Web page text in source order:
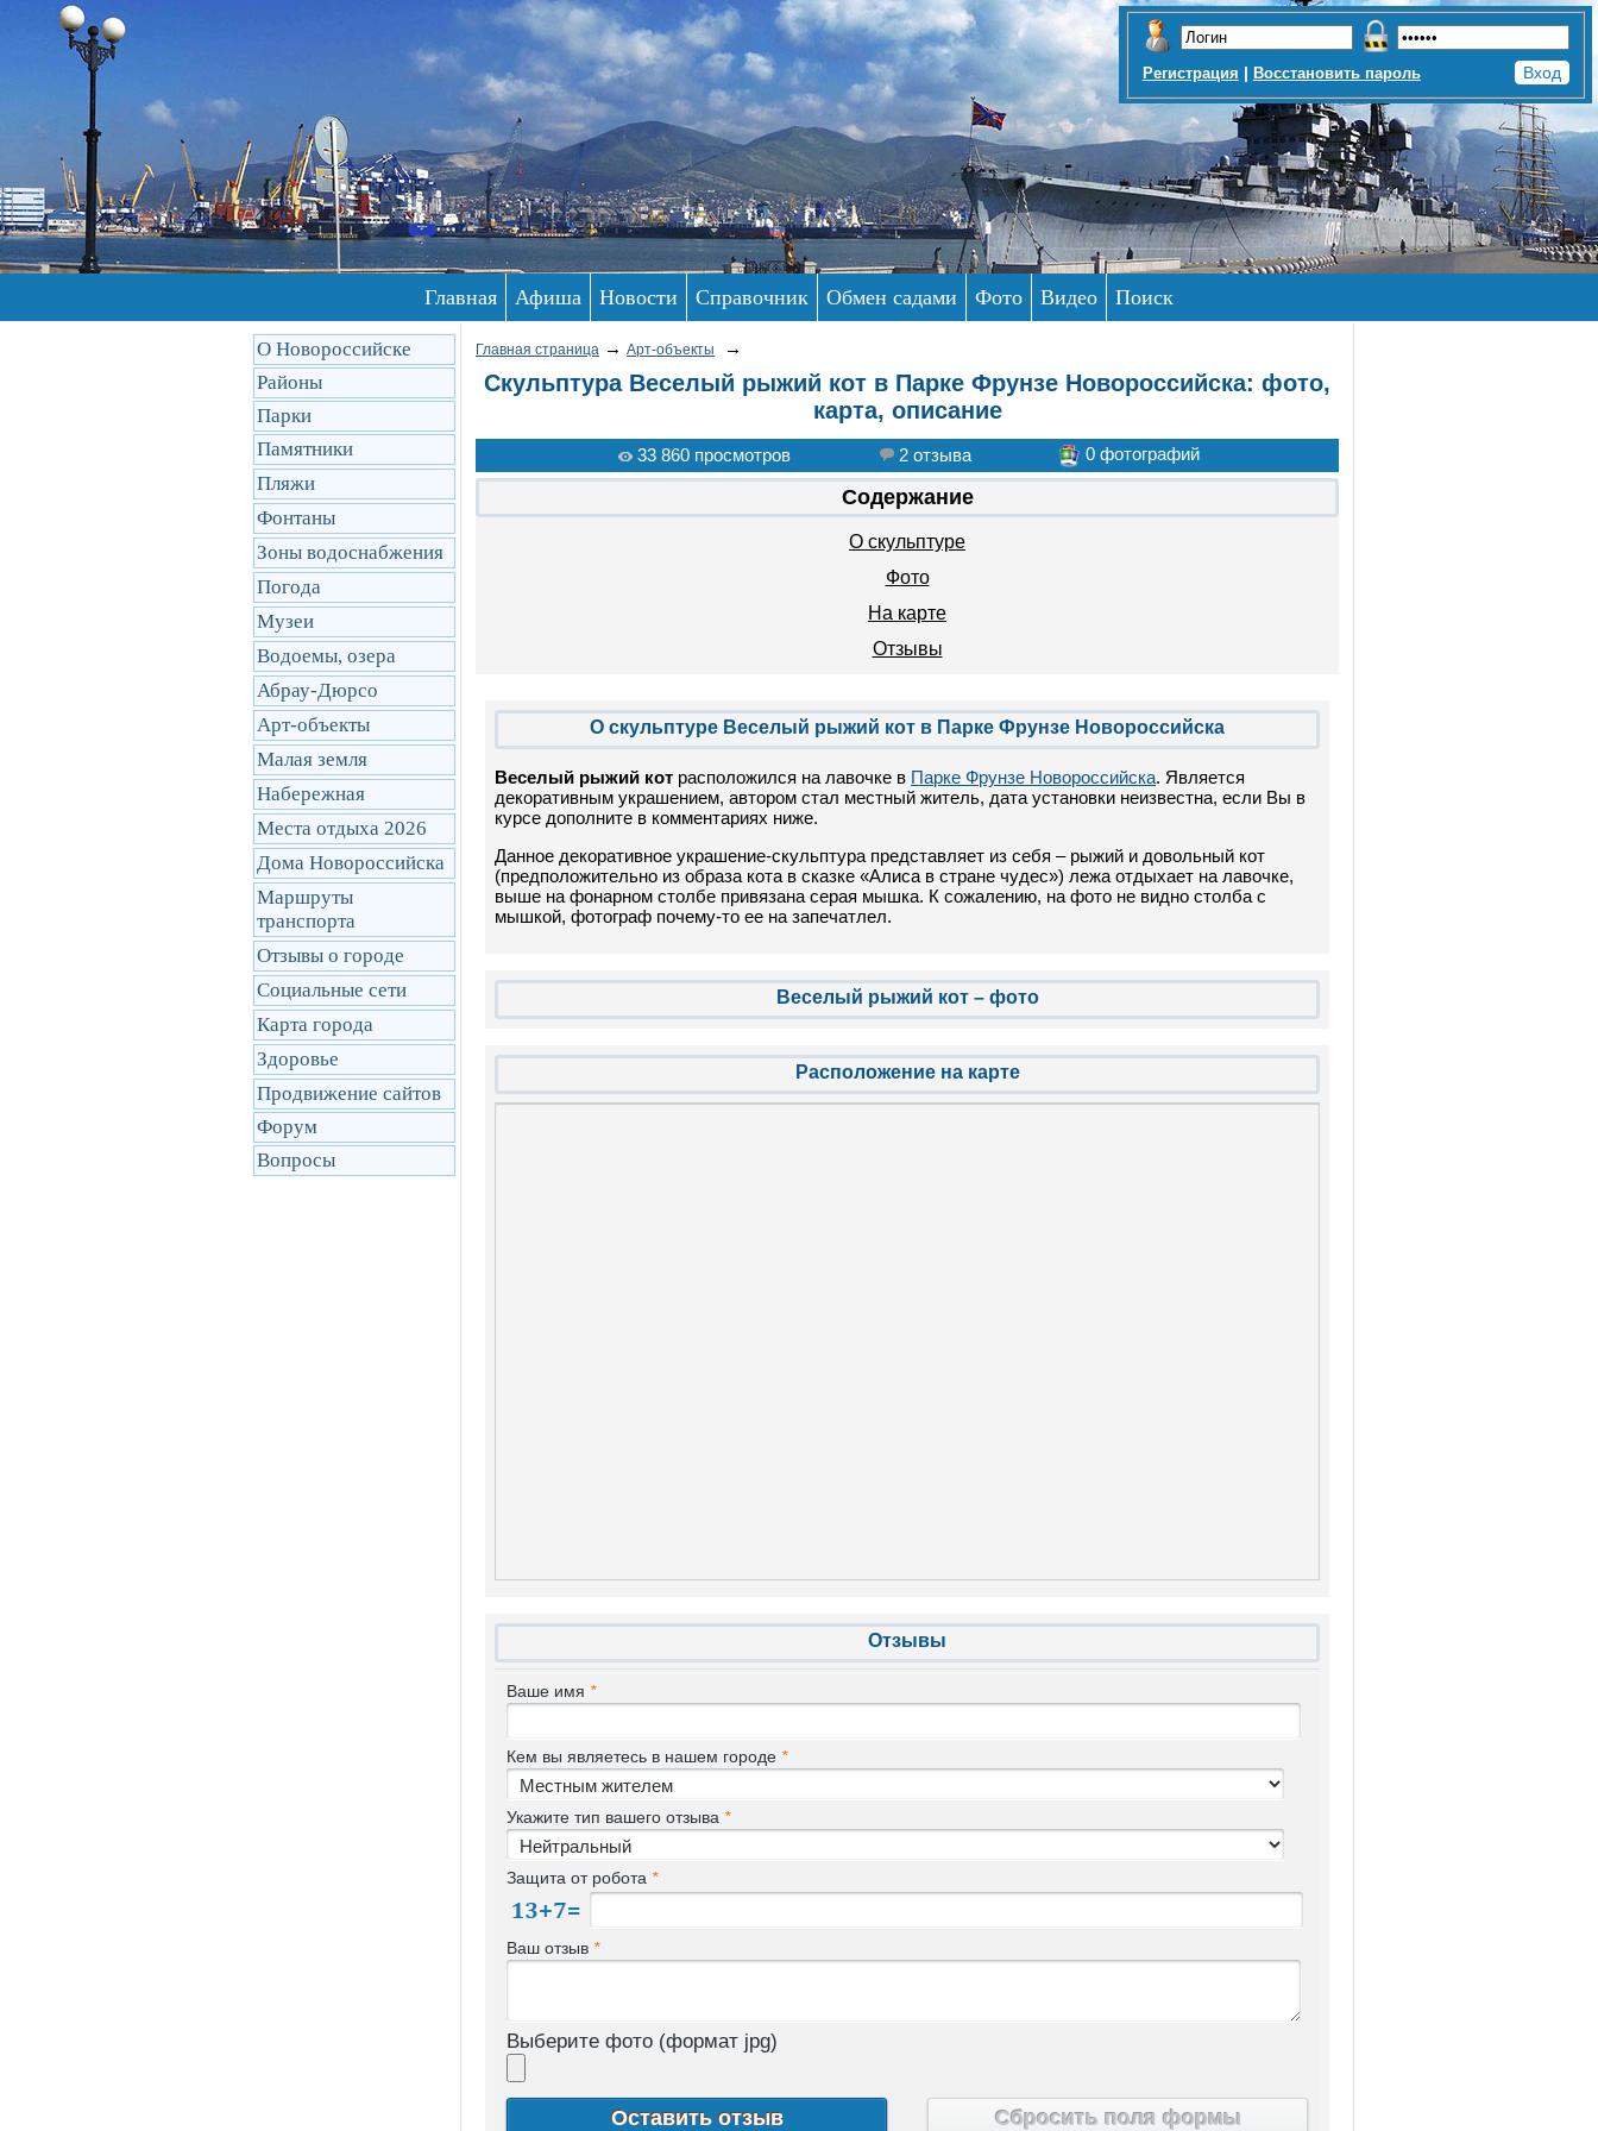
Регистрация | Восстановить пароль
Главная Афиша Новости Справочник Обмен садами Фото Видео Поиск
О Новороссийске
Районы
Парки
Памятники
Пляжи
Фонтаны
Зоны водоснабжения
Погода
Музеи
Водоемы, озера
Абрау-Дюрсо
Арт-объекты
Малая земля
Набережная
Места отдыха 2026
Дома Новороссийска
Маршруты
транcпорта
Отзывы о городе
Социальные сети
Карта города
Здоровье
Продвижение сайтов
Форум
Вопросы
Главная страница → Арт-объекты →
Скульптура Веселый рыжий кот в Парке Фрунзе Новороссийска: фото,
карта, описание
33 860 просмотров 2 отзыва 0 фотографий
Содержание
О скульптуре
Фото
На карте
Отзывы
О скульптуре Веселый рыжий кот в Парке Фрунзе Новороссийска
Веселый рыжий кот расположился на лавочке в Парке Фрунзе Новороссийска. Является
декоративным украшением, автором стал местный житель, дата установки неизвестна, если Вы в
курсе дополните в комментариях ниже.
Данное декоративное украшение-скульптура представляет из себя – рыжий и довольный кот
(предположительно из образа кота в сказке «Алиса в стране чудес») лежа отдыхает на лавочке,
выше на фонарном столбе привязана серая мышка. К сожалению, на фото не видно столба с
мышкой, фотограф почему-то ее на запечатлел.
Веселый рыжий кот – фото
Расположение на карте
Отзывы
Ваше имя *
Кем вы являетесь в нашем городе *
Укажите тип вашего отзыва *
Защита от робота *
Ваш отзыв *
Выберите фото (формат jpg)
Сбросить поля формы